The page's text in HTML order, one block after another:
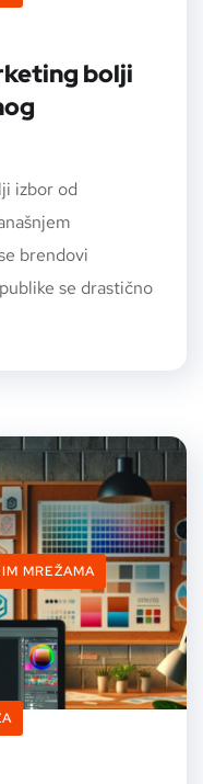
bolji
izbor od
brendovi
se drastično
MREŽAMA